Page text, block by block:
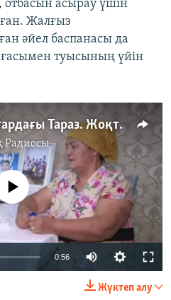
отбасын асырау үшін
Жалғыз
әйел баспанасы да
туысының үйін
Деректі фильм. Қаңтардағы Тараз. Жоқтау мен іздеу
Радиосы
currently available
0:56
Жүктеп алу